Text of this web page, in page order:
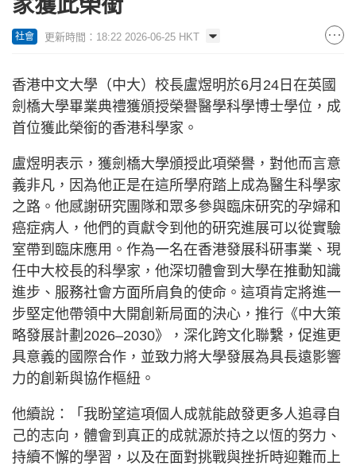
家獲此榮銜
社會 更新時間：18:22 2026-06-25 HKT
香港中文大學（中大）校長盧煜明於6月24日在英國
劍橋大學畢業典禮獲頒授榮譽醫學科學博士學位，成
首位獲此榮銜的香港科學家。
盧煜明表示，獲劍橋大學頒授此項榮譽，對他而言意
義非凡，因為他正是在這所學府踏上成為醫生科學家
之路。他感謝研究團隊和眾多參與臨床研究的孕婦和
癌症病人，他們的貢獻令到他的研究進展可以從實驗
室帶到臨床應用。作為一名在香港發展科研事業、現
任中大校長的科學家，他深切體會到大學在推動知識
進步、服務社會方面所肩負的使命。這項肯定將進一
步堅定他帶領中大開創新局面的決心，推行《中大策
略發展計劃2026–2030》，深化跨文化聯繫，促進更
具意義的國際合作，並致力將大學發展為具長遠影響
力的創新與協作樞紐。
他續說：「我盼望這項個人成就能啟發更多人追尋自
己的志向，體會到真正的成就源於持之以恆的努力、
持續不懈的學習，以及在面對挑戰與挫折時迎難而上